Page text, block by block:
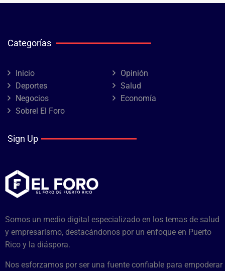
Categorías
Inicio
Opinión
Deportes
Salud
Negocios
Economía
Sobrel El Foro
Sign Up
Somos un medio digital especializado en los temas de salud
y empresarismo, destacándonos por un enfoque en Puerto
Rico y la diáspora.
Nos esforzamos por ser una fuente confiable para empoderar